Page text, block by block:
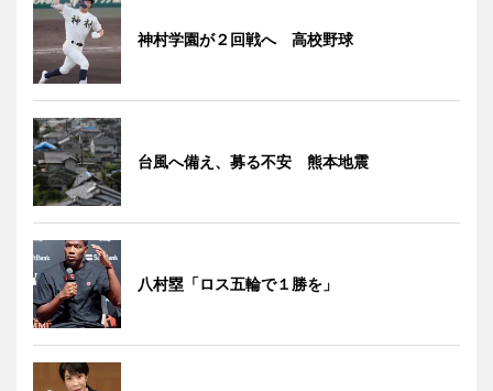
神村学園が２回戦へ 高校野球
台風へ備え、募る不安 熊本地震
八村塁「ロス五輪で１勝を」